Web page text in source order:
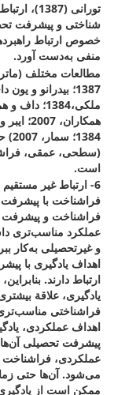
تورانی
شناختی و پیشرفت
خصوص ارتباط
منفی به‌دست آورد.
(سطحی، عمقی،
است.
6- ارتباط غیر
فراشناخت با
فراشناخت و پیشرفت
عملکرد مناسب‌تری
اهداف یادگیری با
ارتباط دارند.
یادگیری، علاقة
فراشناختی
اهداف عملکردی،
پیشرفت تحصیلی
عملکردی، فراشناخت
می‌شود. آن‌ها حتی
ممکن است از